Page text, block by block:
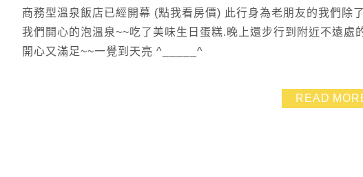
商務型溫泉飯店已經開幕 (點我看房價) 此行身為老朋友的我們除
我們開心的泡溫泉~~吃了美味生日蛋糕.晚上還步行到附近不遠
開心又滿足~~一覺到天亮 ^_____^
READ